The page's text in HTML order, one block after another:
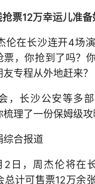
票12万幸运儿准备
伦在长沙连开4场
，你抢到了吗？
专程从外地赶来？
，长沙公安等多
理了一份保姆级攻
综合报道
日，周杰伦将在
总计可售票12万余